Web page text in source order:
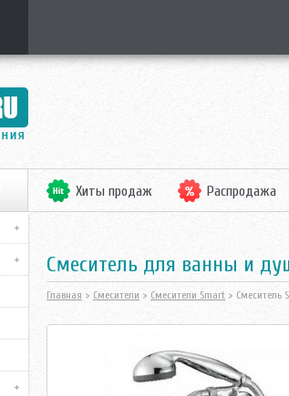
Хиты продаж Распродажа
Смеситель для ванны и
Главная > Смесители > Смесители Smart > Смеситель